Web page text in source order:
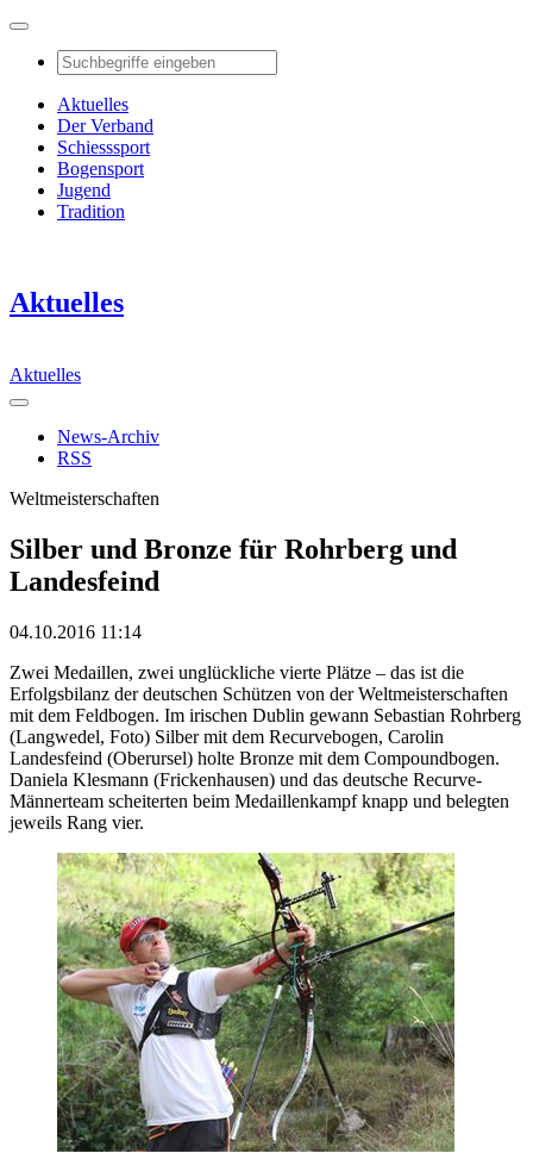
Aktuelles
Der Verband
Schiesssport
Bogensport
Jugend
Tradition
Aktuelles
Aktuelles
News-Archiv
RSS
Weltmeisterschaften
Silber und Bronze für Rohrberg und
Landesfeind
04.10.2016 11:14
Zwei Medaillen, zwei unglückliche vierte Plätze – das ist die
Erfolgsbilanz der deutschen Schützen von der Weltmeisterschaften
mit dem Feldbogen. Im irischen Dublin gewann Sebastian Rohrberg
(Langwedel, Foto) Silber mit dem Recurvebogen, Carolin
Landesfeind (Oberursel) holte Bronze mit dem Compoundbogen.
Daniela Klesmann (Frickenhausen) und das deutsche Recurve-
Männerteam scheiterten beim Medaillenkampf knapp und belegten
jeweils Rang vier.